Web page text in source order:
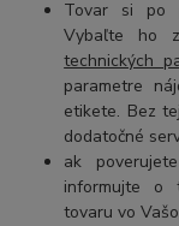
Tovar si po
Vybaľte ho
technických
parametre
etikete. Bez
dodatočné
ak
informujte o
tovaru vo